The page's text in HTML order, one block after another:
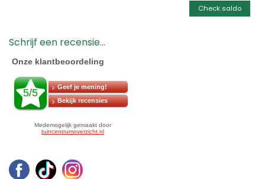
Check saldo
Schrijf een recensie...